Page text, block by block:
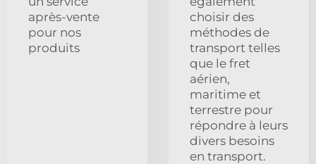
après-vente
pour nos
produits
choisir des
méthodes de
transport telles
que le fret
aérien,
maritime et
terrestre pour
répondre à leurs
divers besoins
en transport.